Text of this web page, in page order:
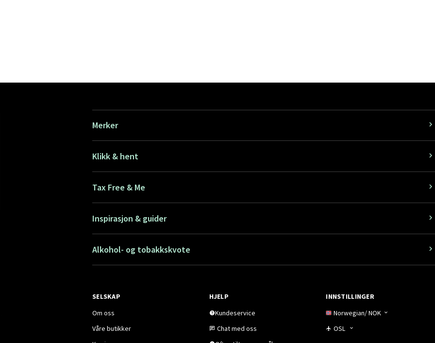
Merker
Klikk & hent
Tax Free & Me
Inspirasjon & guider
Alkohol- og tobakkskvote
SELSKAP
Om oss
Våre butikker
HJELP
Kundeservice
Chat med oss
INNSTILLINGER
Norwegian/NOK
OSL